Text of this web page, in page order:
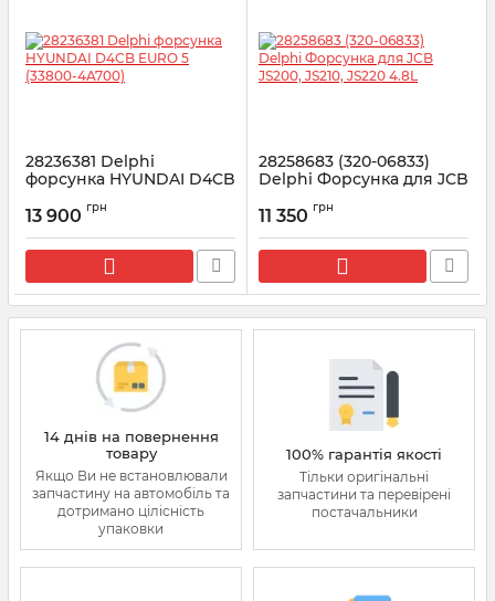
28236381 Delphi
форсунка HYUNDAI D4CB
Артикул: 28236381
13 900 грн
28258683 (320-06833)
Delphi Форсунка для JCB
Артикул: 28258683
11 350 грн
14 днів на повернення
товару
Якщо Ви не встановлювали
запчастину на автомобіль та
дотримано цілісність
упаковки
100% гарантія якості
Тільки оригінальні
запчастини та перевірені
постачальники